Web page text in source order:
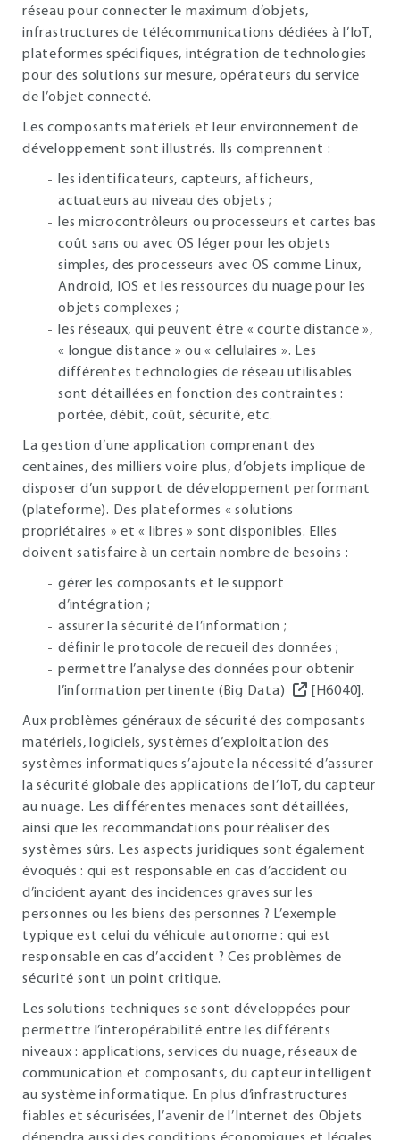
réseau pour connecter le maximum d’objets,
infrastructures de télécommunications dédiées à l’IoT,
plateformes spécifiques, intégration de technologies
pour des solutions sur mesure, opérateurs du service
de l’objet connecté.
Les composants matériels et leur environnement de
développement sont illustrés. Ils comprennent :
les identificateurs, capteurs, afficheurs,
actuateurs au niveau des objets ;
les microcontrôleurs ou processeurs et cartes bas
coût sans ou avec OS léger pour les objets
simples, des processeurs avec OS comme Linux,
Android, IOS et les ressources du nuage pour les
objets complexes ;
les réseaux, qui peuvent être « courte distance »,
« longue distance » ou « cellulaires ». Les
différentes technologies de réseau utilisables
sont détaillées en fonction des contraintes :
portée, débit, coût, sécurité, etc.
La gestion d’une application comprenant des
centaines, des milliers voire plus, d’objets implique de
disposer d’un support de développement performant
(plateforme). Des plateformes « solutions
propriétaires » et « libres » sont disponibles. Elles
doivent satisfaire à un certain nombre de besoins :
gérer les composants et le support
d’intégration ;
assurer la sécurité de l’information ;
définir le protocole de recueil des données ;
permettre l’analyse des données pour obtenir
l’information pertinente (Big Data)
[H6040].
Aux problèmes généraux de sécurité des composants
matériels, logiciels, systèmes d’exploitation des
systèmes informatiques s’ajoute la nécessité d’assurer
la sécurité globale des applications de l’IoT, du capteur
au nuage. Les différentes menaces sont détaillées,
ainsi que les recommandations pour réaliser des
systèmes sûrs. Les aspects juridiques sont également
évoqués : qui est responsable en cas d’accident ou
d’incident ayant des incidences graves sur les
personnes ou les biens des personnes ? L’exemple
typique est celui du véhicule autonome : qui est
responsable en cas d’accident ? Ces problèmes de
sécurité sont un point critique.
Les solutions techniques se sont développées pour
permettre l’interopérabilité entre les différents
niveaux : applications, services du nuage, réseaux de
communication et composants, du capteur intelligent
au système informatique. En plus d’infrastructures
fiables et sécurisées, l’avenir de l’Internet des Objets